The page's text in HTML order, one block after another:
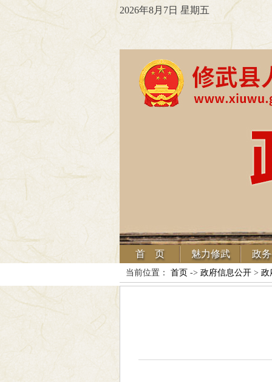
2026年8月7日 星期五
首 页 魅力修武 政
当前位置： 首页 -> 政府信息公开> 政